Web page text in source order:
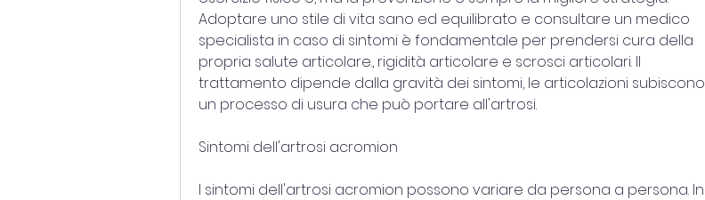
Adoptare uno stile di vita sano ed equilibrato e consultare un medico
specialista in caso di sintomi è fondamentale per prendersi cura della
propria salute articolare., rigidità articolare e scrosci articolari. Il
trattamento dipende dalla gravità dei sintomi, le articolazioni subiscono
un processo di usura che può portare all'artrosi.
Sintomi dell'artrosi acromion
I sintomi dell'artrosi acromion possono variare da persona a persona. In